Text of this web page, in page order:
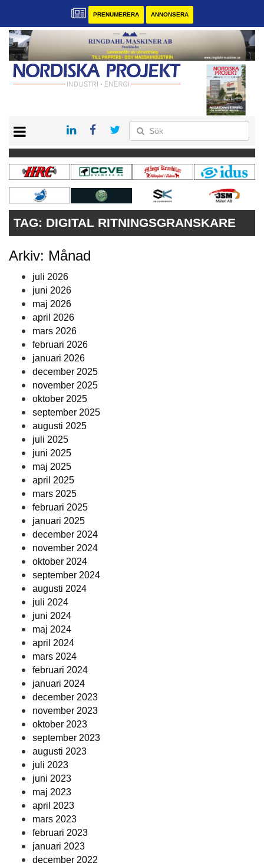
PRENUMERERA ANNONSERA
KONTAKT
VÅRA ANDRA MAGASIN
PRENUMERERA
ANNONSERA
TAG: DIGITAL RITNINGSGRANSKARE
Arkiv: Månad
juli 2026
juni 2026
maj 2026
april 2026
mars 2026
februari 2026
januari 2026
december 2025
november 2025
oktober 2025
september 2025
augusti 2025
juli 2025
juni 2025
maj 2025
april 2025
mars 2025
februari 2025
januari 2025
december 2024
november 2024
oktober 2024
september 2024
augusti 2024
juli 2024
juni 2024
maj 2024
april 2024
mars 2024
februari 2024
januari 2024
december 2023
november 2023
oktober 2023
september 2023
augusti 2023
juli 2023
juni 2023
maj 2023
april 2023
mars 2023
februari 2023
januari 2023
december 2022